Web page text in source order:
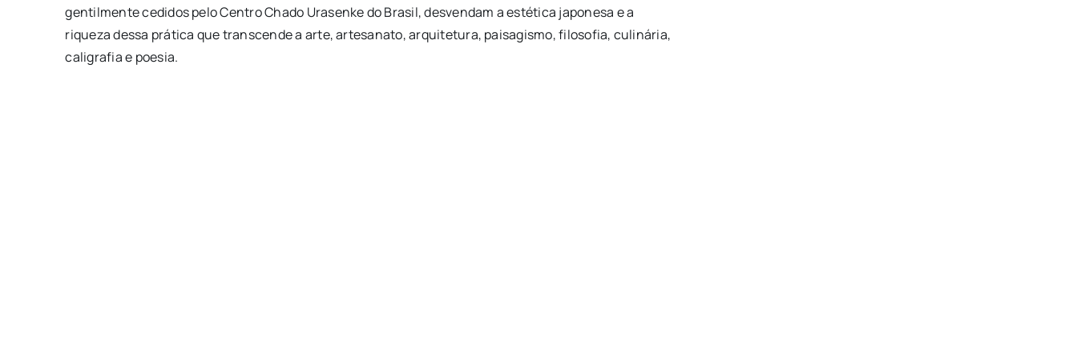
gentilmente cedidos pelo Centro Chado Urasenke do Brasil, desvendam a estética japonesa e a
riqueza dessa prática que transcende a arte, artesanato, arquitetura, paisagismo, filosofia, culinária,
caligrafia e poesia.